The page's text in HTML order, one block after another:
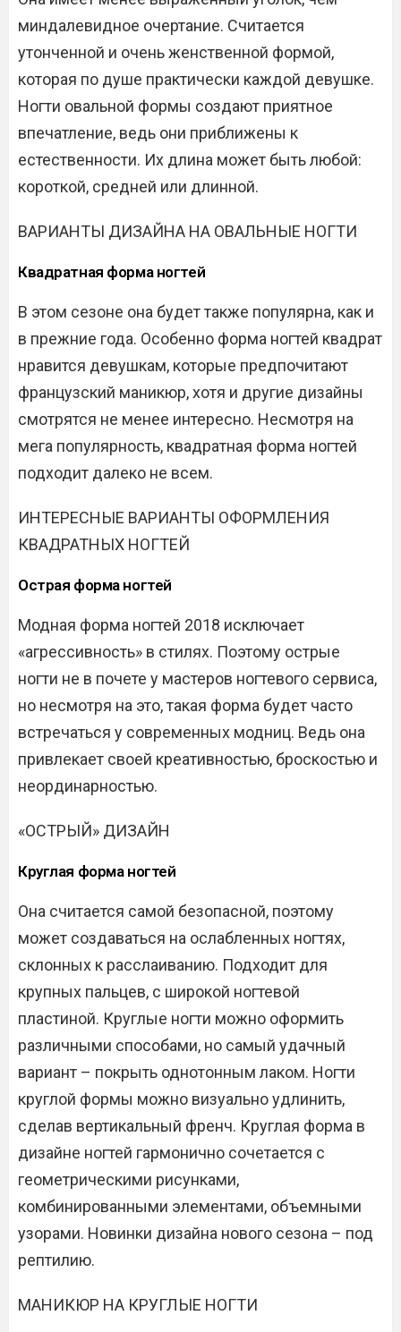
миндалевидное очертание. Считается
утонченной и очень женственной формой,
которая по душе практически каждой девушке.
Ногти овальной формы создают приятное
впечатление, ведь они приближены к
естественности. Их длина может быть любой:
короткой, средней или длинной.
ВАРИАНТЫ ДИЗАЙНА НА ОВАЛЬНЫЕ НОГТИ
Квадратная форма ногтей
В этом сезоне она будет также популярна, как и
в прежние года. Особенно форма ногтей квадрат
нравится девушкам, которые предпочитают
французский маникюр, хотя и другие дизайны
смотрятся не менее интересно. Несмотря на
мега популярность, квадратная форма ногтей
подходит далеко не всем.
ИНТЕРЕСНЫЕ ВАРИАНТЫ ОФОРМЛЕНИЯ
КВАДРАТНЫХ НОГТЕЙ
Острая форма ногтей
Модная форма ногтей 2018 исключает
«агрессивность» в стилях. Поэтому острые
ногти не в почете у мастеров ногтевого сервиса,
но несмотря на это, такая форма будет часто
встречаться у современных модниц. Ведь она
привлекает своей креативностью, броскостью и
неординарностью.
«ОСТРЫЙ» ДИЗАЙН
Круглая форма ногтей
Она считается самой безопасной, поэтому
может создаваться на ослабленных ногтях,
склонных к расслаиванию. Подходит для
крупных пальцев, с широкой ногтевой
пластиной. Круглые ногти можно оформить
различными способами, но самый удачный
вариант – покрыть однотонным лаком. Ногти
круглой формы можно визуально удлинить,
сделав вертикальный френч. Круглая форма в
дизайне ногтей гармонично сочетается с
геометрическими рисунками,
комбинированными элементами, объемными
узорами. Новинки дизайна нового сезона – под
рептилию.
МАНИКЮР НА КРУГЛЫЕ НОГТИ